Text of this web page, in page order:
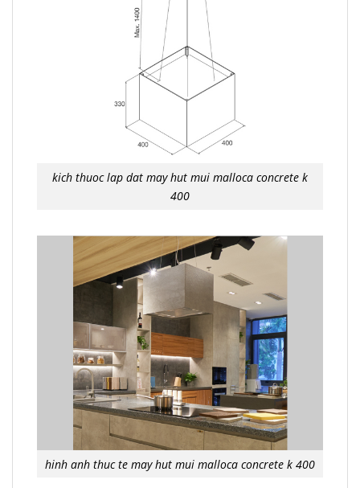
kich thuoc lap dat may hut mui malloca concrete k
400
hinh anh thuc te may hut mui malloca concrete k 400